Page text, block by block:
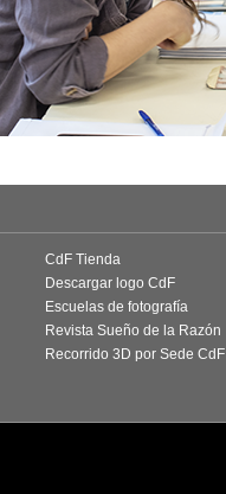
CdF Tienda
Descargar logo CdF
Escuelas de fotografía
Revista Sueño de la Razón
Recorrido 3D por Sede CdF